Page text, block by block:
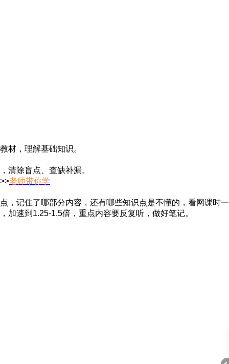
材，理解基础知识。
清除盲点、查缺补漏。
老师带你学
，记住了哪部分内容，还有哪些知识点是不懂的，看网课时一
速到1.25-1.5倍，重点内容要反复听，做好笔记。